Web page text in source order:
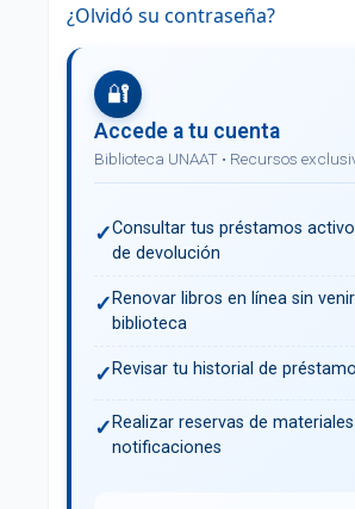
¿Olvidó su contraseña?
🔐
Accede a tu cuenta
Biblioteca UNAAT • Recursos
✓Consultar tus préstamos
de devolución
✓Renovar libros en línea sin
biblioteca
✓Revisar tu historial de
✓Realizar reservas de
notificaciones